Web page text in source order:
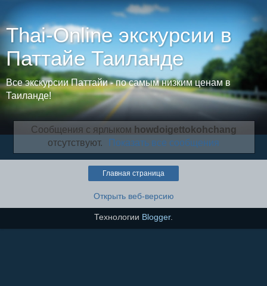
Thai-Online экскурсии в
Паттайе Таиланде
Все экскурсии Паттайи - по самым низким ценам в
Таиланде!
Сообщения с ярлыком howdoigettokohchang
отсутствуют.
Показать все сообщения
Главная страница
Открыть веб-версию
Технологии Blogger.